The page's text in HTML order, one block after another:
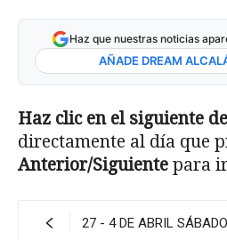
Haz que nuestras noticias
AÑADE DREAM
Haz clic en el siguiente
directamente al día que
Anterior/Siguiente para